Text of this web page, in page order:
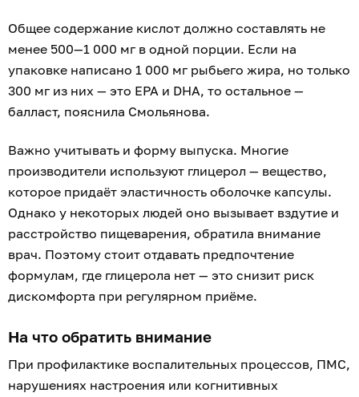
Общее содержание кислот должно составлять не
менее 500—1 000 мг в одной порции. Если на
упаковке написано 1 000 мг рыбьего жира, но только
300 мг из них — это EPA и DHA, то остальное —
балласт, пояснила Смольянова.
Важно учитывать и форму выпуска. Многие
производители используют глицерол — вещество,
которое придаёт эластичность оболочке капсулы.
Однако у некоторых людей оно вызывает вздутие и
расстройство пищеварения, обратила внимание
врач. Поэтому стоит отдавать предпочтение
формулам, где глицерола нет — это снизит риск
дискомфорта при регулярном приёме.
На что обратить внимание
При профилактике воспалительных процессов, ПМС,
нарушениях настроения или когнитивных